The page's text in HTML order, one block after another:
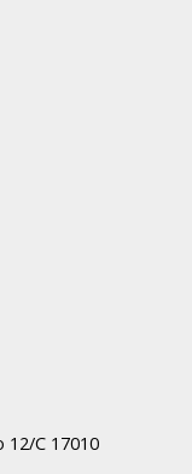
12/C 17010